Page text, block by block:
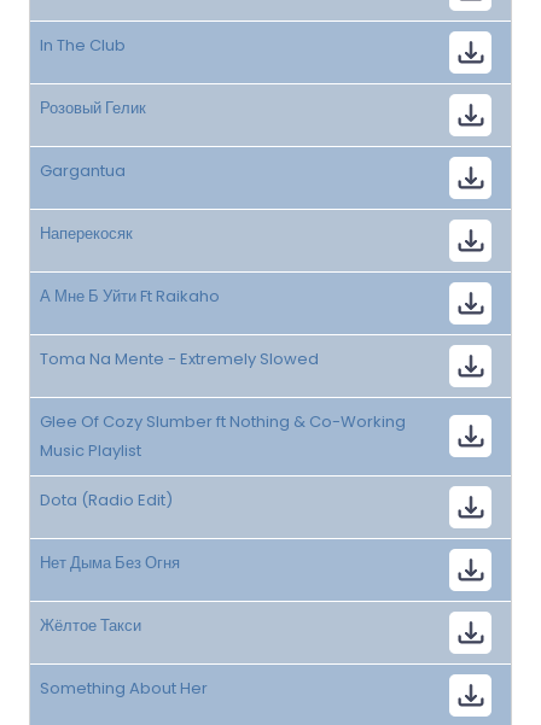
In The Club
Розовый Гелик
Gargantua
Наперекосяк
А Мне Б Уйти Ft Raikaho
Toma Na Mente - Extremely Slowed
Glee Of Cozy Slumber ft Nothing & Co-Working
Music Playlist
Dota (Radio Edit)
Нет Дыма Без Огня
Жёлтое Такси
Something About Her